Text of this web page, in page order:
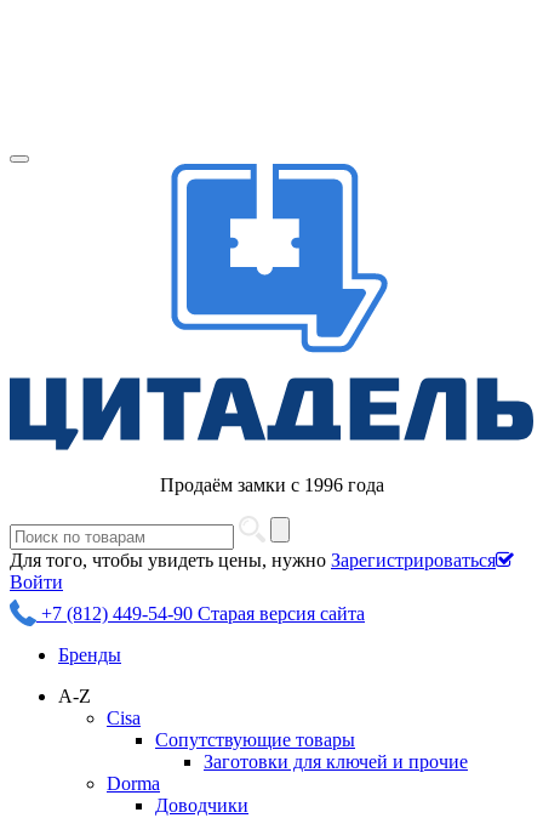
Продаём замки с 1996 года
Для того, чтобы увидеть цены, нужно Зарегистрироваться
Войти
+7 (812) 449-54-90 Старая версия сайта
Бренды
A-Z
Cisa
Сопутствующие товары
Заготовки для ключей и прочие
Dorma
Доводчики